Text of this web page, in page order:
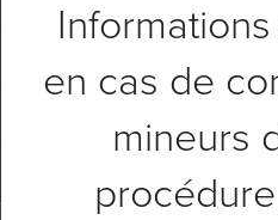
en cas de
mineurs